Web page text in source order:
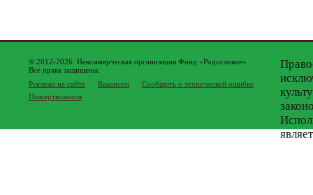
© 2012-2026. Некоммерческая организация Фонд «Родословие»
Все права защищены.
Реклама на сайте
Вакансии
Сообщить о технической ошибке
Пожертвования